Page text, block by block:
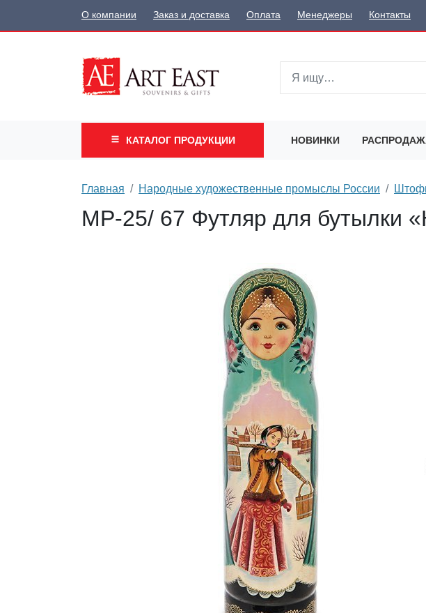
О компании Заказ и доставка Оплата Менеджеры Контакты
КАТАЛОГ ПРОДУКЦИИ НОВИНКИ
Главная Народные художественные промыслы России
МР-25/ 67 Футляр для бутылки